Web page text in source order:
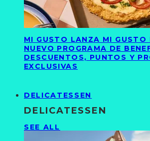
MI GUSTO LANZA MI GUSTO
NUEVO PROGRAMA DE
DESCUENTOS, PUNTOS Y
EXCLUSIVAS
DELICATESSEN
DELICATESSEN
SEE ALL